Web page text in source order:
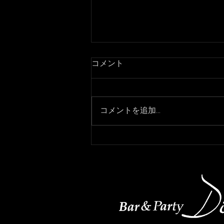
3月7日より通常営業になりま
コメント
コメントを追加…